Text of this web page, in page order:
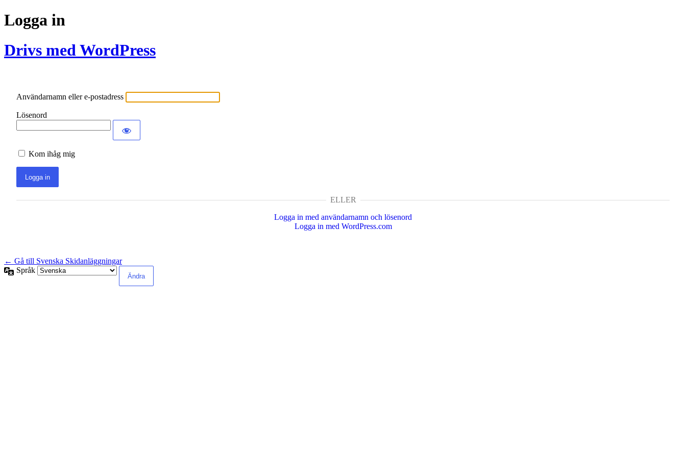
Logga in
Drivs med WordPress
Användarnamn eller e-postadress
Lösenord
Kom ihåg mig
ELLER
Logga in med användarnamn och lösenord
Logga in med WordPress.com
← Gå till Svenska Skidanläggningar
Språk